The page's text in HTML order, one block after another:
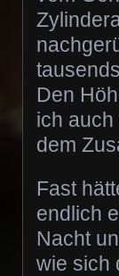
Den
ich
dem
Fast
endlich
Nacht
wie sich